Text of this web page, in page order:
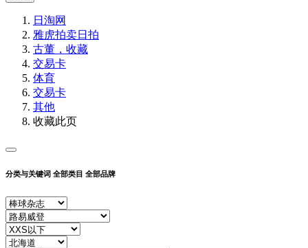
日淘网
雅虎拍卖日拍
古董，收藏
交易卡
体育
交易卡
其他
收藏此页
分类与关键词 全部类目 全部品牌